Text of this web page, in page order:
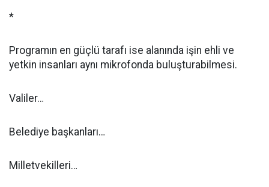
*
Programın en güçlü tarafı ise alanında işin ehli ve
yetkin insanları aynı mikrofonda buluşturabilmesi.
Valiler…
Belediye başkanları…
Milletvekilleri…